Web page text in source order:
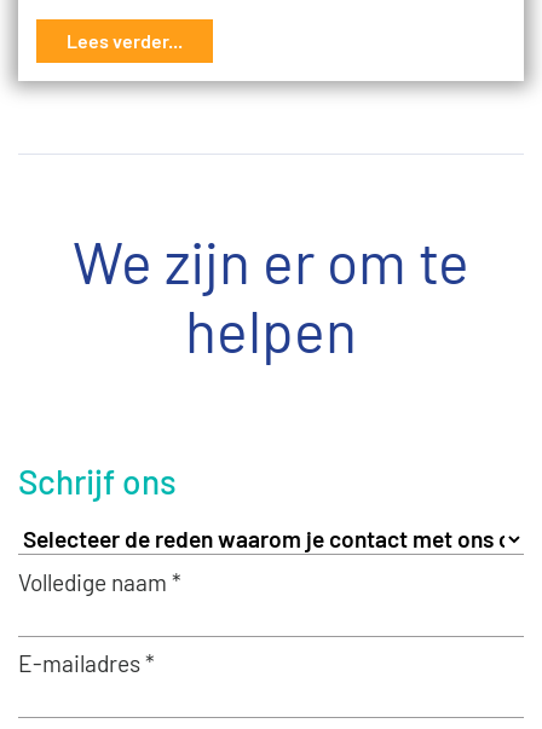
Lees verder...
We zijn er om te
helpen
Schrijf ons
Volledige naam *
E-mailadres *